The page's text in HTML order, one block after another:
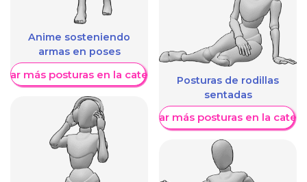
Anime sosteniendo
armas en poses
más posturas en la categoría
Posturas de rodillas
sentadas
Mostrar más posturas en la